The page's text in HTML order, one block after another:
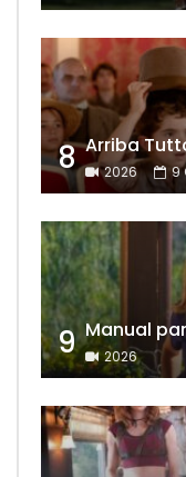
8 Arriba
2026 9
9 Manual
2026